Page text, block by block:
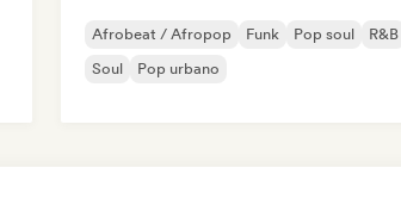
Afrobeat / Afropop Funk Pop soul
R&B
Soul
Pop urbano